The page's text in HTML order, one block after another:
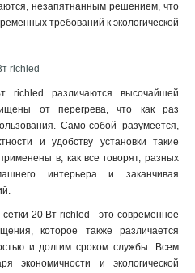
незапятнанным решением, что
требований к экологической
richled
richled различаются высочайшей
от перегрева, что как раз
Само-собой разумеется,
и удобству установки такие
в, как все говорят, разных
интерьера и заканчивая
20 Вт richled - это современное
которое также различается
и долгим сроком службы. Всем
экономичности и экологической